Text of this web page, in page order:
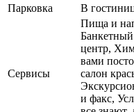
Парковка
В
Сервисы
Пища и
центр,
вами
салон
и факс,